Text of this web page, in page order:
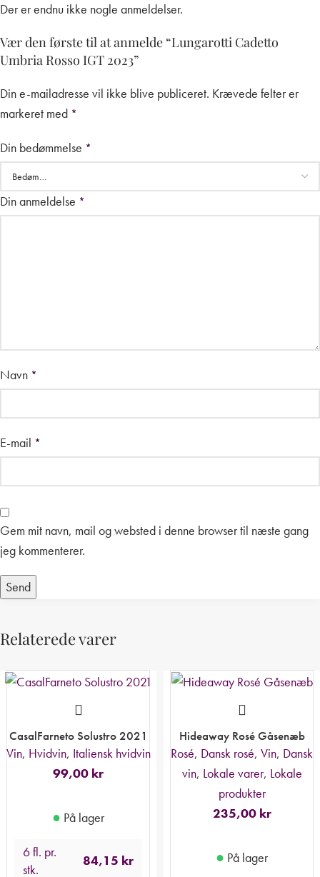
Der er endnu ikke nogle anmeldelser.
Vær den første til at anmelde “Lungarotti Cadetto
Umbria Rosso IGT 2023”
Din e-mailadresse vil ikke blive publiceret. Krævede felter er
markeret med *
Din bedømmelse *
Din anmeldelse *
Navn *
E-mail *
Gem mit navn, mail og websted i denne browser til næste gang
jeg kommenterer.
Relaterede varer
CasalFarneto Solustro 2021
Vin, Hvidvin, Italiensk hvidvin
99,00 kr
● På lager
6 fl. pr.
stk.
84,15 kr
Hideaway Rosé Gåsenæb
Rosé, Dansk rosé, Vin, Dansk
vin, Lokale varer, Lokale
produkter
235,00 kr
● På lager